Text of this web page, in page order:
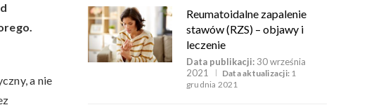
a nie
Reumatoidalne zapalenie
stawów (RZS) – objawy i
leczenie
Data publikacji: 30 września
2021
Data aktualizacji: 1
grudnia 2021